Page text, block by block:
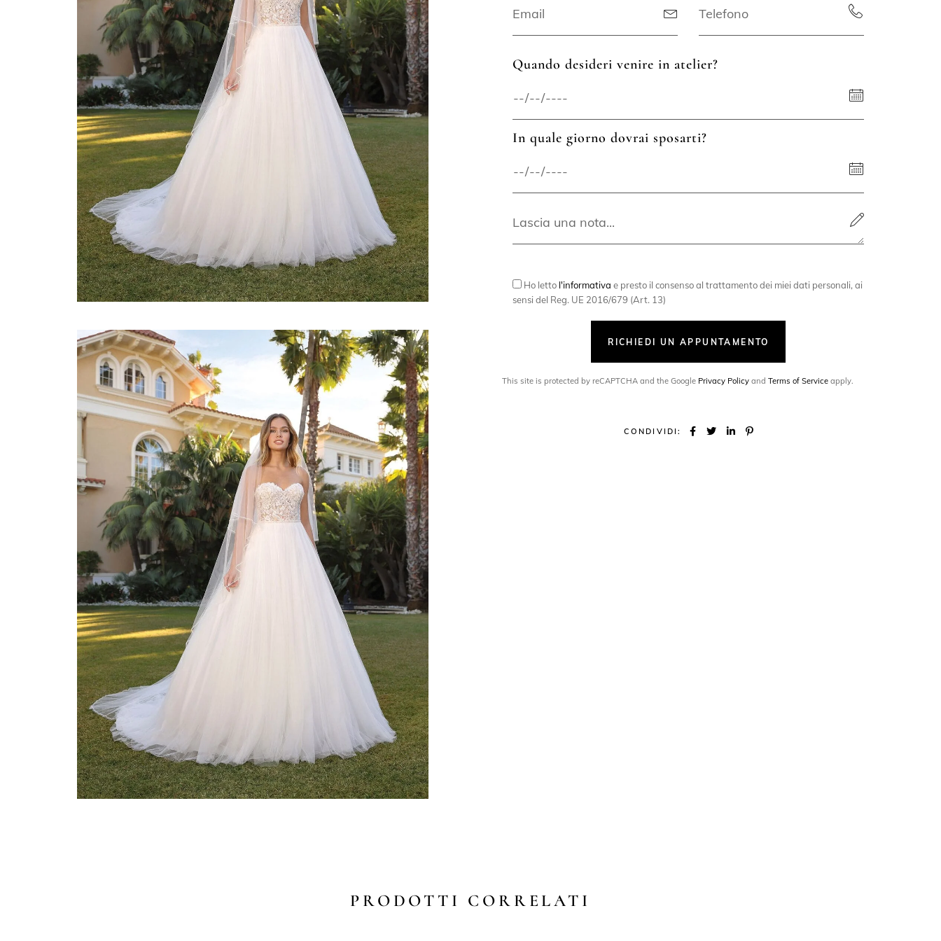
Quando desideri venire in atelier?
In quale giorno dovrai sposarti?
Ho letto l'informativa e presto il consenso al trattamento dei miei dati personali, ai
sensi del Reg. UE 2016/679 (Art. 13)
RICHIEDI UN APPUNTAMENTO
This site is protected by reCAPTCHA and the Google Privacy Policy and Terms of Service apply.
CONDIVIDI:
PRODOTTI CORRELATI